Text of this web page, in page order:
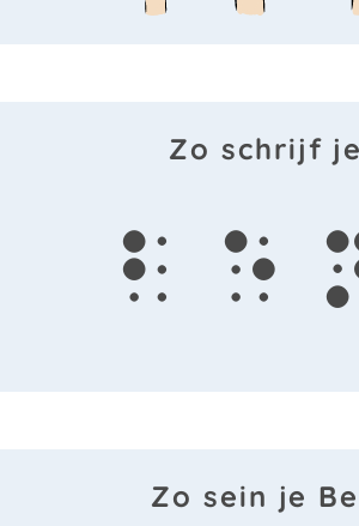
Zo schrijf
b e
Zo sein je